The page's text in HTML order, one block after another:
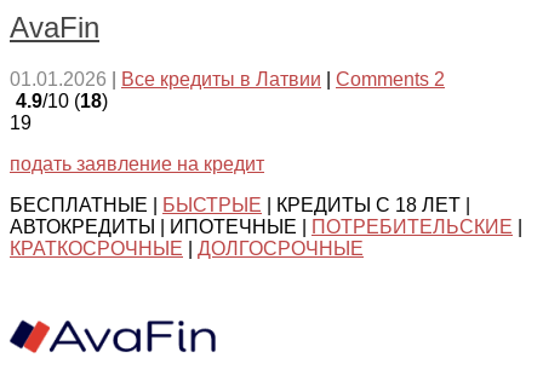
AvaFin
01.01.2026 Все кредиты в Латвии
Comments 2
4.9/10 (18)
19
подать заявление на кредит
БЕСПЛАТНЫЕ |
БЫСТРЫЕ | КРЕДИТЫ С 18 ЛЕТ |
АВТОКРЕДИТЫ | ИПОТЕЧНЫЕ |
ПОТРЕБИТЕЛЬСКИЕ
КРАТКОСРОЧНЫЕ
ДОЛГОСРОЧНЫЕ